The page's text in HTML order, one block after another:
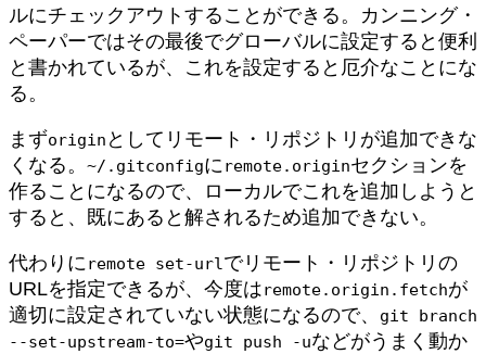
ルにチェックアウトすることができる。カンニング・
ペーパーではその最後でグローバルに設定すると便利
と書かれているが、これを設定すると厄介なことにな
る。
まずorigin としてリモート・リポジトリが追加できな
くなる。 ~/.gitconfigにremote.originセクションを
作ることになるので、ローカルでこれを追加しようと
すると、既にあると解されるため追加できない。
代わりにremote set-url でリモート・リポジトリの
URLを指定できるが、今度はremote.origin.fetchが
適切に設定されていない状態になるので、
git branch
--set-upstream-to=やgit push -uなどがうまく動か